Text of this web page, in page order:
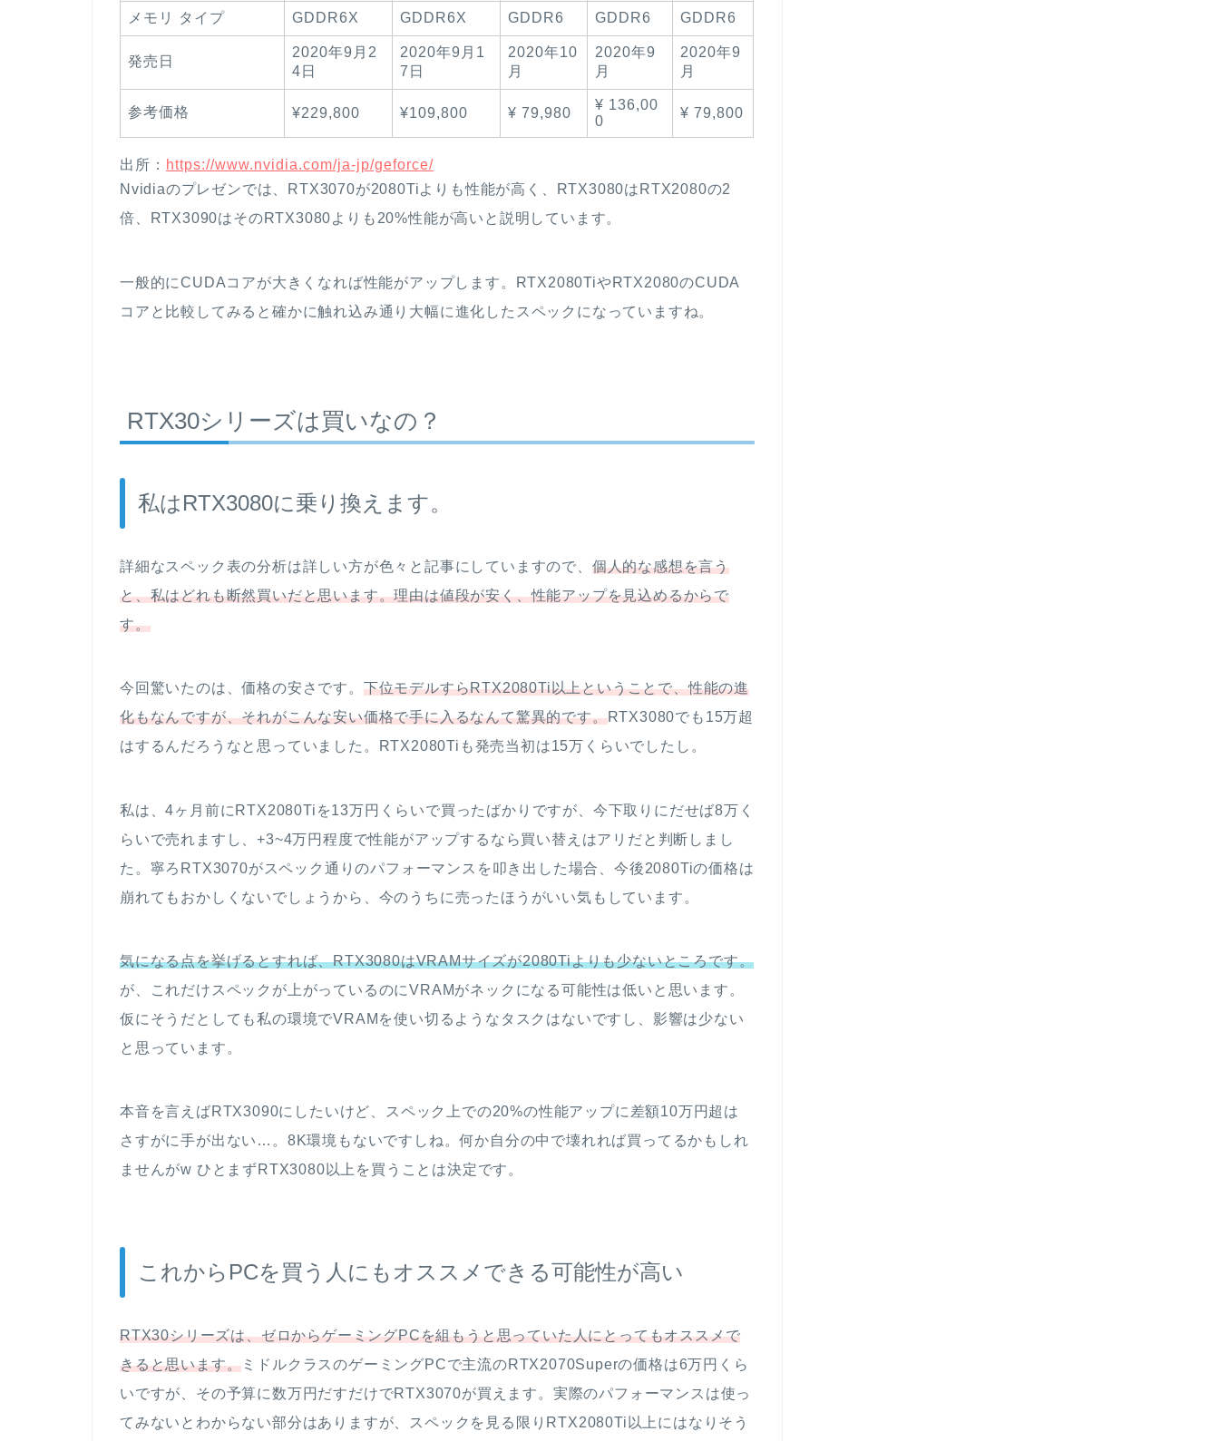
メモリ タイプ GDDR6X GDDR6X GDDR6 GDDR6 GDDR6
発売日
2020年9月2
4日
2020年9月1
7日
2020年10
月
2020年9
月
2020年9
月
参考価格 ¥229,800 ¥109,800 ¥ 79,980
¥ 136,00
0
¥ 79,800
出所： https://www.nvidia.com/ja-jp/geforce/
Nvidiaのプレゼンでは、RTX3070が2080Tiよりも性能が高く、RTX3080はRTX2080の2
倍、RTX3090はそのRTX3080よりも20%性能が高いと説明しています。
一般的にCUDAコアが大きくなれば性能がアップします。RTX2080TiやRTX2080のCUDA
コアと比較してみると確かに触れ込み通り大幅に進化したスペックになっていますね。
RTX30シリーズは買いなの？
私はRTX3080に乗り換えます。
詳細なスペック表の分析は詳しい方が色々と記事にしていますので、 個人的な感想を言う
と、私はどれも断然買いだと思います。理由は値段が安く、性能アップを見込めるからで
す。
今回驚いたのは、価格の安さです。 下位モデルすらRTX2080Ti以上ということで、性能の進
化もなんですが、それがこんな安い価格で手に入るなんて驚異的です。RTX3080でも15万超
はするんだろうなと思っていました。RTX2080Tiも発売当初は15万くらいでしたし。
私は、4ヶ月前にRTX2080Tiを13万円くらいで買ったばかりですが、今下取りにだせば8万く
らいで売れますし、+3~4万円程度で性能がアップするなら買い替えはアリだと判断しまし
た。寧ろRTX3070がスペック通りのパフォーマンスを叩き出した場合、今後2080Tiの価格は
崩れてもおかしくないでしょうから、今のうちに売ったほうがいい気もしています。
気になる点を挙げるとすれば、RTX3080はVRAMサイズが2080Tiよりも少ないところです。
が、これだけスペックが上がっているのにVRAMがネックになる可能性は低いと思います。
仮にそうだとしても私の環境でVRAMを使い切るようなタスクはないですし、影響は少ない
と思っています。
本音を言えばRTX3090にしたいけど、スペック上での20%の性能アップに差額10万円超は
さすがに手が出ない…。8K環境もないですしね。何か自分の中で壊れれば買ってるかもしれ
ませんがw ひとまずRTX3080以上を買うことは決定です。
これからPCを買う人にもオススメできる可能性が高い
RTX30シリーズは、ゼロからゲーミングPCを組もうと思っていた人にとってもオススメで
きると思います。 ミドルクラスのゲーミングPCで主流のRTX2070Superの価格は6万円くら
いですが、その予算に数万円だすだけでRTX3070が買えます。実際のパフォーマンスは使っ
てみないとわからない部分はありますが、スペックを見る限りRTX2080Ti以上にはなりそう